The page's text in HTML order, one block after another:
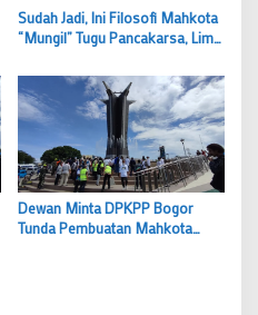
Sudah Jadi, Ini Filosofi Mahkota
“Mungil” Tugu Pancakarsa, Lima
Bogor
Dewan Minta DPKPP Bogor
Tunda Pembuatan Mahkota